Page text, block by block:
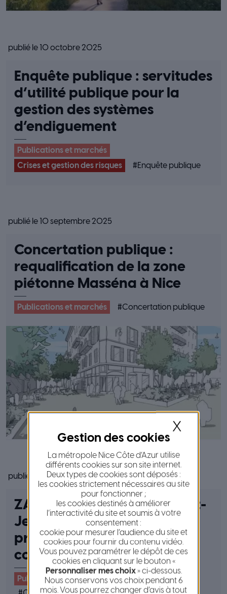
publié le 10 octobre 2025
Enquête publique : servitudes
d’utilité publique pour la
gestion des systèmes
d’endiguement
Publications et marchés
Crises et gestion des risques
#Enquête publique
publié le 10 septembre 2025
Concertation publique :
requalification de la zone
piétonne Masséna à Nice
Publications et marchés #Concertation publique
publié le 2 septembre 2025
ZAC Coteaux du Var à Saint-
Jeannet : concertation
préalable à la mise en
compatibilité du PLUm
Publications et marchés
X
La métropole Nice Côte d’Azur utilise
différents cookies sur son site internet.
Deux types de cookies sont déposés :
les cookies strictement nécessaires au site
pour fonctionner ;
les cookies destinés à améliorer
l’interactivité du site et soumis à votre
consentement :
cookie pour mesurer l’audience du site et
cookies pour fournir du contenu vidéo.
Vous pouvez paramétrer le dépôt de ces
cookies en cliquant sur le bouton «
Personnaliser mes choix» ci-dessous.
Nous conservons vos choix pendant 6
mois. Vous pourrez changer d’avis à tout